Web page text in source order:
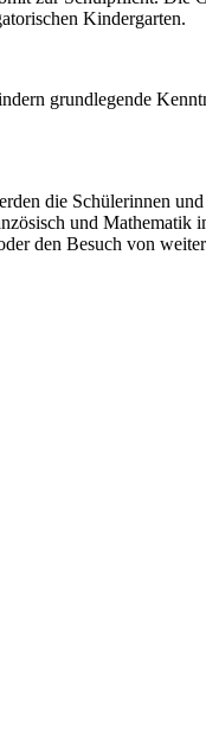
Kindergarten.
grundlegende
die Schülerinnen
und
den Besuch von